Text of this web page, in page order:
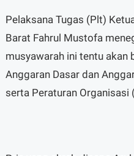
Pelaksana Tugas (Plt)
Barat Fahrul Mustofa
musyawarah ini tentu akan
Anggaran Dasar dan
serta Peraturan Organisasi